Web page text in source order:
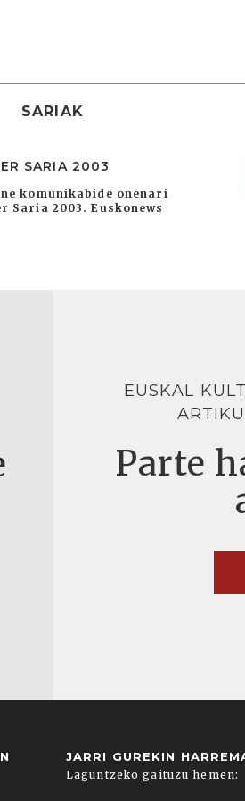
SARIAK
SARIA 2003
komunikabide onenari
Saria 2003. Euskonews
EUSKAL
Parte
JARRI GUREKIN
Laguntzeko gaituzu hemen: